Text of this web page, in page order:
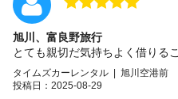
旭川、富良野旅行
とても親切だ気持ちよく借りる
タイムズカーレンタル | 旭川空港前
投稿日：2025-08-29